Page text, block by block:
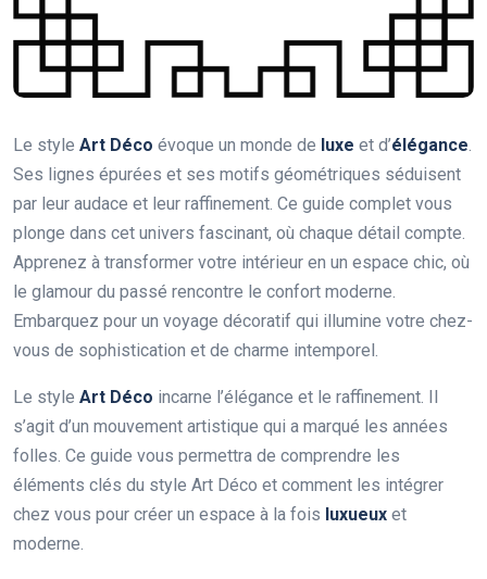
Le style Art Déco évoque un monde de luxe et d’élégance.
Ses lignes épurées et ses motifs géométriques séduisent
par leur audace et leur raffinement. Ce guide complet vous
plonge dans cet univers fascinant, où chaque détail compte.
Apprenez à transformer votre intérieur en un espace chic, où
le glamour du passé rencontre le confort moderne.
Embarquez pour un voyage décoratif qui illumine votre chez-
vous de sophistication et de charme intemporel.
Le style Art Déco incarne l’élégance et le raffinement. Il
s’agit d’un mouvement artistique qui a marqué les années
folles. Ce guide vous permettra de comprendre les
éléments clés du style Art Déco et comment les intégrer
chez vous pour créer un espace à la fois luxueux et
moderne.